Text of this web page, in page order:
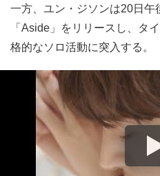
一方、ユン・ジソンは20日午
「Aside」をリリースし、タ
格的なソロ活動に突入する。